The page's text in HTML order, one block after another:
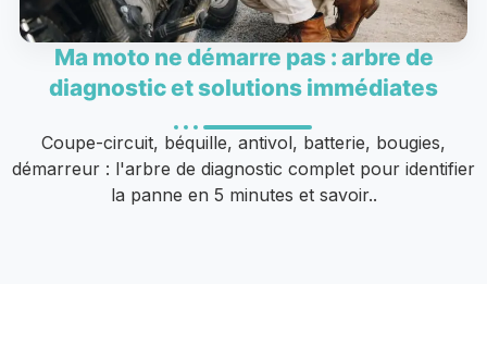
Ma moto ne démarre pas : arbre de
diagnostic et solutions immédiates
Coupe-circuit, béquille, antivol, batterie, bougies,
démarreur : l'arbre de diagnostic complet pour identifier
la panne en 5 minutes et savoir..